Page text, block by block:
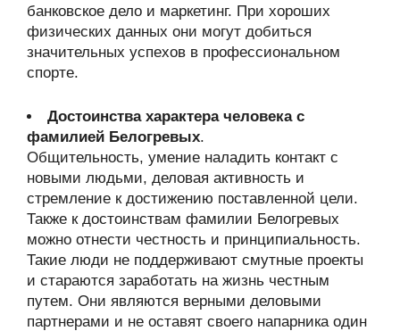
банковское дело и маркетинг. При хороших
физических данных они могут добиться
значительных успехов в профессиональном
спорте.
Достоинства характера человека с
фамилией Белогревых.
Общительность, умение наладить контакт с
новыми людьми, деловая активность и
стремление к достижению поставленной цели.
Также к достоинствам фамилии Белогревых
можно отнести честность и принципиальность.
Такие люди не поддерживают смутные проекты
и стараются заработать на жизнь честным
путем. Они являются верными деловыми
партнерами и не оставят своего напарника один